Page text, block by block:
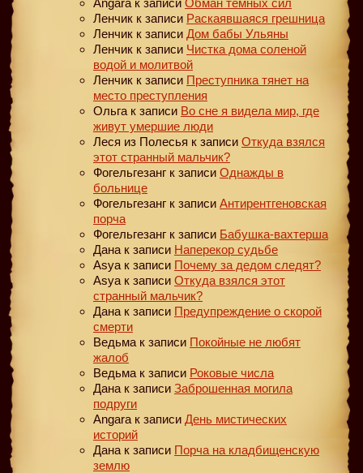
Ленчик к записи Раскаявшаяся грешница
Ленчик к записи Дом бабы Ульяны
Ленчик к записи Чистка дома соленой
водой и молитвой
Ленчик к записи Преступника тянет на
место преступления
Ольга к записи Во сне я видела мир, где
живут умершие люди
Леся из Полесья к записи Откуда взялся
этот странный мальчик?
Фогельгезанг к записи Однажды в
больнице
Фогельгезанг к записи Антирентгеновская
порча
Фогельгезанг к записи Бабушка-вахтерша
Дана к записи Наперекор судьбе
Asya к записи Почему за дедом следят?
Asya к записи Откуда взялся этот
странный мальчик?
Дана к записи Предупреждение о скорой
смерти
Ведьма к записи Покойные не любят
жалоб
Ведьма к записи Роковые числа
Дана к записи Заброшенная могила
подруги
Angara к записи День мистических
историй
Дана к записи Порча на кладбищенскую
землю